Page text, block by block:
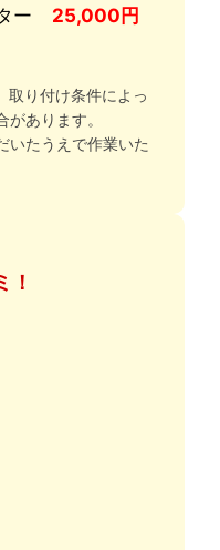
ー
25,000円
取り付け条件によっ
あります。
いたうえで作業いた
！